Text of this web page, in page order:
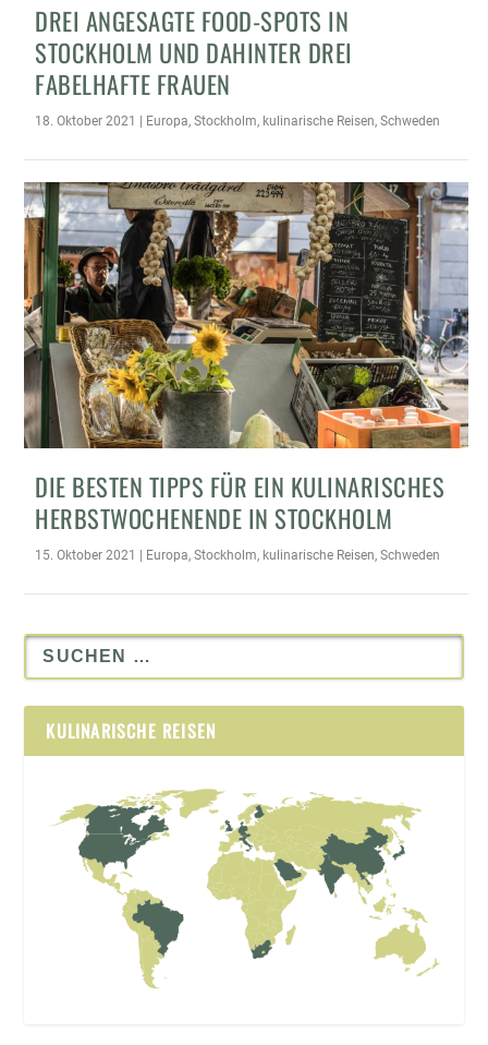
KULINARISCHES HERBSTWOCHE...
DREI ANGESAGTE FOOD-SPOTS IN
STOCKHOLM UND DAHINTER DREI
FABELHAFTE FRAUEN
18. Oktober 2021 | Europa,Stockholm, kulinarische Reisen,Schweden
DIE BESTEN TIPPS FÜR EIN KULINARISCHES
HERBSTWOCHENENDE IN STOCKHOLM
15. Oktober 2021 | Europa,Stockholm, kulinarische Reisen,Schweden
KULINARISCHE REISEN